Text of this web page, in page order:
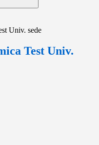
Univ. sede
Test Univ.